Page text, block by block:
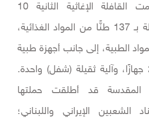
القريب". وضمت القافلة الإغاثية الثانية 10
شاحنات، محملة بـ 137 طنًّا من المواد الغذائية،
الطبية، إلى جانب أجهزة طبية
(ديلزة) عدد 20 جهازًا، وآلية ثقيلة (شفل) واحدة.
المقدسة قد أطلقت حملتها
الشعبين الإيراني واللبناني؛